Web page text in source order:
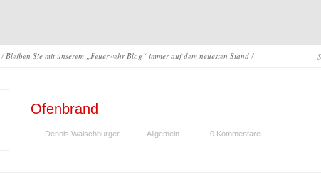
/Bleiben Sie mit unserem „Feuerwehr Blog“ immer auf dem neuesten Stand/
Ofenbrand
Dennis Walschburger Allgemein 0 Kommentare